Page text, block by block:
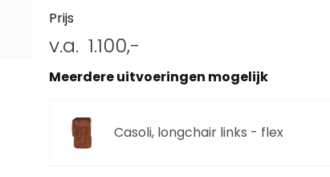
Prijs
v.a. 1.100,-
Meerdere uitvoeringen mogelijk
Casoli, longchair links - flex